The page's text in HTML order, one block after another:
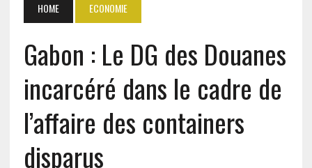
HOME ECONOMIE
Gabon : Le DG des Douanes
incarcéré dans le cadre de
l’affaire des containers
disparus